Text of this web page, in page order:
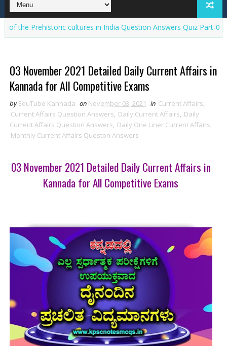
cultures in India Question Answers Quiz Part-05 in Kannada
03 November 2021 Detailed Daily Current Affairs in
Kannada for All Competitive Exams
by EduTube Kannada on November 03, 2021 in Current Affairs,
Current Affairs Question Answers, Daily Current Affairs, Daily
Current Affairs Question Answers, Daily One Liner Current Affairs,
Monthly Current Affairs Queston Answers
03 November 2021 Detailed Daily Current Affairs in
Kannada for All Competitive Exams